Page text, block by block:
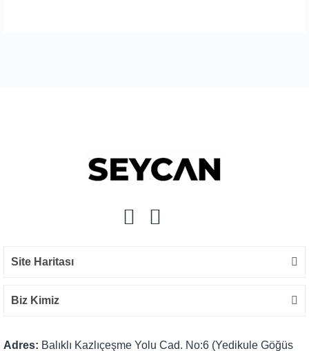
Yorum Yaz
Site Haritası
Biz Kimiz
Adres: Balıklı Kazlıçeşme Yolu Cad. No:6 (Yedikule Göğüs